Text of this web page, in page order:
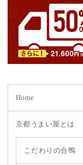
Home
京都うまい屋とは
こだわりの合鴨